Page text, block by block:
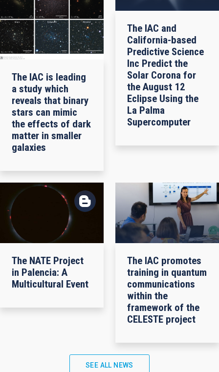
The IAC is leading
a study which
reveals that binary
stars can mimic
the effects of dark
matter in smaller
galaxies
The IAC and
California-based
Predictive Science
Inc Predict the
Solar Corona for
the August 12
Eclipse Using the
La Palma
Supercomputer
The NATE Project
in Palencia: A
Multicultural Event
The IAC promotes
training in quantum
communications
within the
framework of the
CELESTE project
SEE ALL NEWS